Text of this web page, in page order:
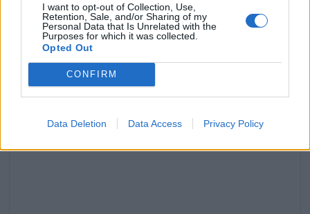
I want to opt-out of Collection, Use,
Retention, Sale, and/or Sharing of my
Personal Data that Is Unrelated with the
Purposes for which it was collected.
Opted Out
CONFIRM
Data Deletion Data Access Privacy Policy
Laisser un commentaire
Votre adresse e-mail ne sera pas publiée.
obligatoires sont indiqués avec
COMMENTAIRE*